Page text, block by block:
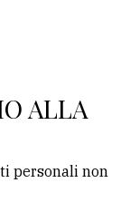
ALLA
personali non